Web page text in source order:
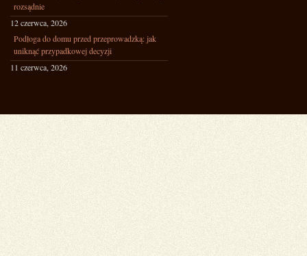
rozsądnie
12 czerwca, 2026
Podłoga do domu przed przeprowadzką: jak
uniknąć przypadkowej decyzji
11 czerwca, 2026